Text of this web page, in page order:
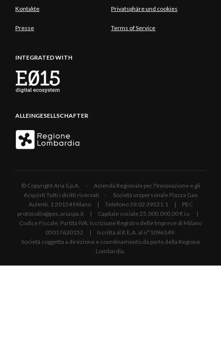
Kontakte Privatsphäre und cookies
Presse Terms of Service
INTEGRATED WITH
ALLEINGESELLSCHAFTER
© Copyright Aria S.p.A. - Azienda Regionale per l'Innovazione e gli
Acquisti Tutti i diritti riservati - Società unipersonale Piazza Gae
Aulenti, 1 20154 Milano | Telefono 39.02 39331.1 | PEC
protocollo@pec.ariaspa.it | Capitale sociale 25.000.000,00 € i.v. |
Codice Fiscale, Partita IVA, Iscrizione Registro delle Imprese di Milano
05017630152 | Iscritta al R.E.A. al n°1096149.
Società soggetta a direzione e coordinamento da parte della Regione
Lombardia.